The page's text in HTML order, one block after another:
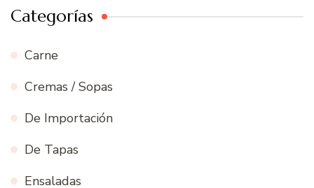
Categorías
Carne
Cremas / Sopas
De Importación
De Tapas
Ensaladas